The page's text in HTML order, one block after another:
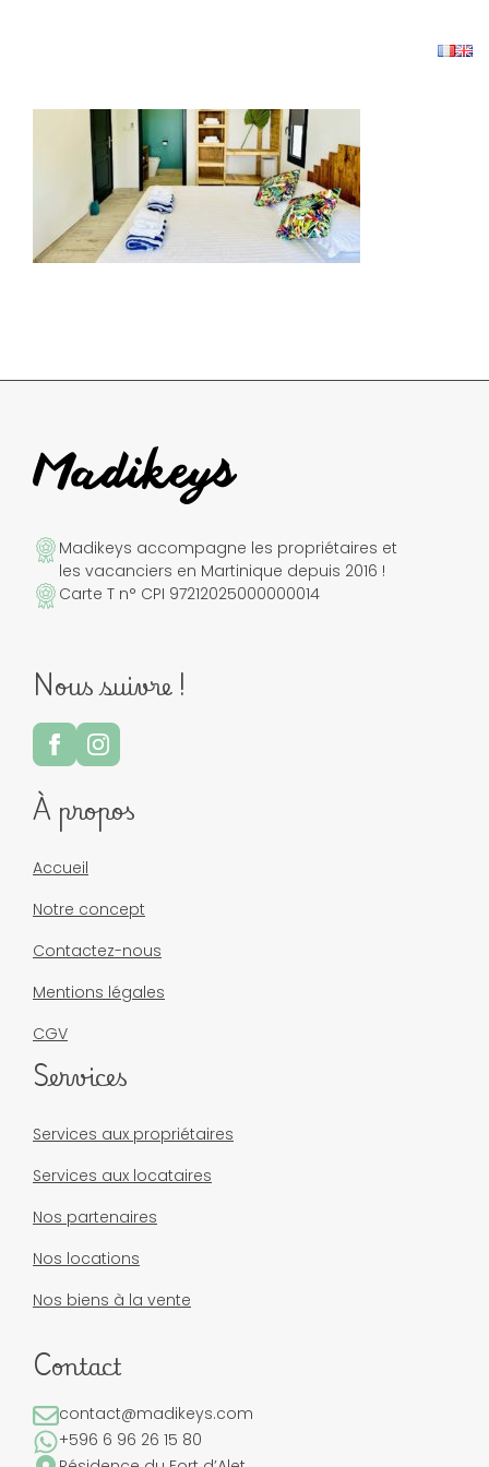
Madikeys accompagne les propriétaires et
les vacanciers en Martinique depuis 2016 !
Carte T n° CPI 97212025000000014
Nous suivre !
À propos
Accueil
Notre concept
Contactez-nous
Mentions légales
CGV
Services
Services aux propriétaires
Services aux locataires
Nos partenaires
Nos locations
Nos biens à la vente
Contact
contact@madikeys.com
+596 6 96 26 15 80